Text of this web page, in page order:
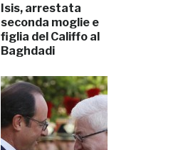
Isis, arrestata
seconda moglie e
figlia del Califfo al
Baghdadi